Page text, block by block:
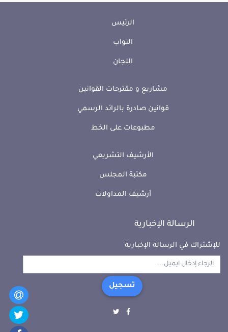
الرئيس
النواب
اللجان
مشاريع و مقترحات القوانين
قوانين صادرة بالرائد الرسمي
مطبوعات على الخط
الأرشيف التشريعي
مكتبة المجلس
أرشيف المداولات
الرسالة الإخبارية
للإشتراك في الرسالة الإخبارية
تسجيل